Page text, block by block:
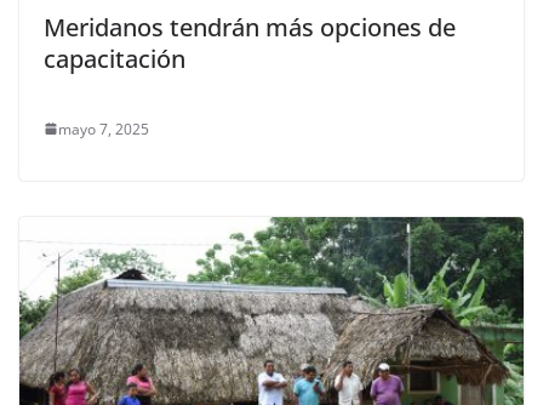
Meridanos tendrán más opciones de
capacitación
mayo 7, 2025